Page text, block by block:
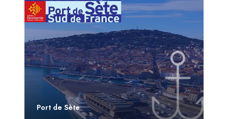
Port de Sète